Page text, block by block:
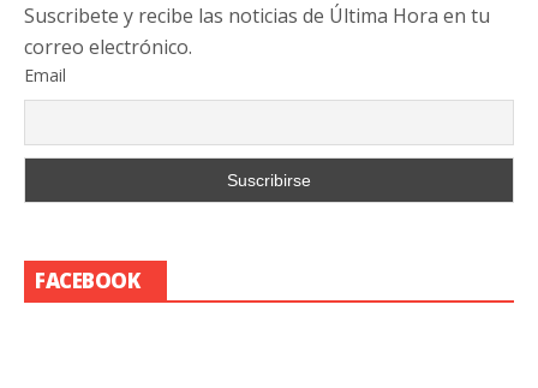
Suscribete y recibe las noticias de Última Hora en tu
correo electrónico.
Email
FACEBOOK